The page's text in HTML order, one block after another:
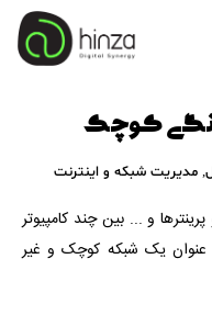
کوچک
, مدیریت شبکه و اینترنت
و ... بین چند کامپیوتر
عنوان یک شبکه کوچک و غیر